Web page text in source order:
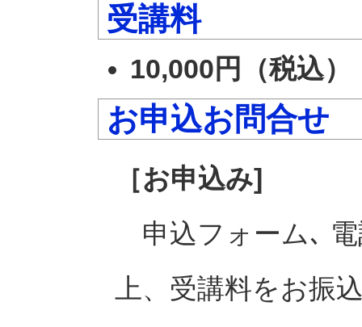
受講料
10,000円（税込）
お申込お問合せ
［お申込み]
申込フォーム､ 電
上、受講料をお振